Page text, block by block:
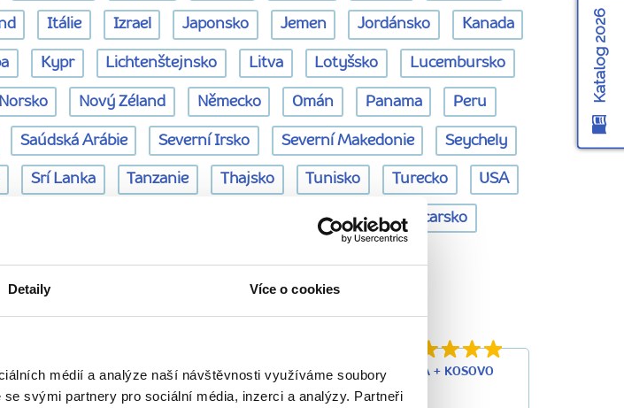
Detaily Více o cookies
médií a analýze naší návštěvnosti využíváme soubory
svými partnery pro sociální média, inzerci a analýzy. Partneři
Itálie Izrael Japonsko Jemen Jordánsko Kanada
Kypr Lichtenštejnsko Litva Lotyšsko Lucembursko
Norsko Nový Zéland Německo Omán Panama Peru
Saúdská Arábie Severní Irsko Severní Makedonie Seychely
Srí Lanka Tanzanie Thajsko Tunisko Turecko USA
Švédsko Švýcarsko
průvodců - Kosovo
To nejlepší ze Severní Makedonie + PLAVBA KAŇONEM MATKA + KOSOVO
Katalog 2026